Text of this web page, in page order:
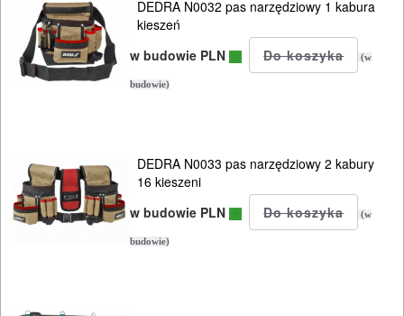
Kabury
kabury,
pasy
Kamizelki
narzędziowe
DEDRA N0032 pas narzędziowy 1 kabura
kieszeń
w budowie PLN
(w
budowie)
DEDRA N0033 pas narzędziowy 2 kabury
16 kieszeni
w budowie PLN
(w
budowie)